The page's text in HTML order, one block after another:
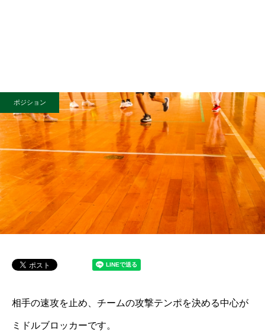
ポジション
相手の速攻を止め、チームの攻撃テンポを決める中心が
ミドルブロッカーです。